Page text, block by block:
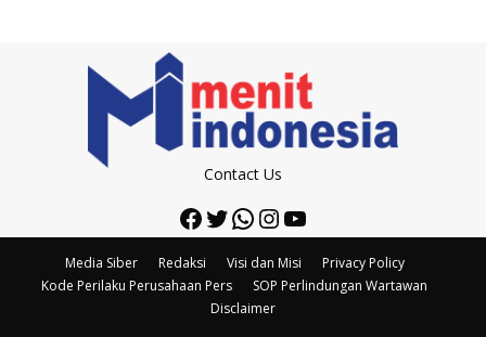
Contact Us
Facebook
Twitter
WhatsApp
Instagram
YouTube
Media Siber Redaksi Visi dan Misi
Privacy Policy
Kode Perilaku Perusahaan Pers
SOP Perlindungan Wartawan
Disclaimer